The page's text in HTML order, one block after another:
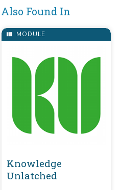
Also Found In
MODULE
Knowledge
Unlatched